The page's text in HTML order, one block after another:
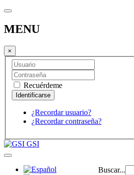
MENU
×
Recuérdeme
¿Recordar usuario?
¿Recordar contraseña?
GSI
Buscar...